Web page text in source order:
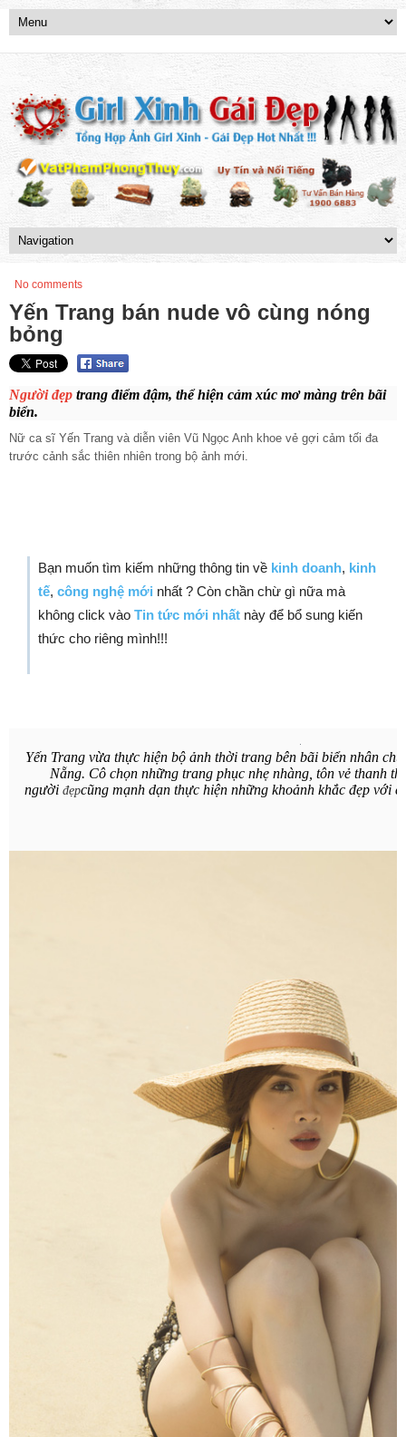
No comments
Yến Trang bán nude vô cùng nóng
bỏng
Người đẹp trang điểm đậm, thể hiện cảm xúc mơ màng trên bãi
biển.
Nữ ca sĩ Yến Trang và diễn viên Vũ Ngọc Anh khoe vẻ gợi cảm tối đa
trước cảnh sắc thiên nhiên trong bộ ảnh mới.
Bạn muốn tìm kiếm những thông tin về kinh doanh, kinh
tế, công nghệ mới nhất ? Còn chần chừ gì nữa mà
không click vào Tin tức mới nhất này để bổ sung kiến
thức cho riêng mình!!!
Yến Trangvừa thực hiện bộ ảnh thời trang bên bãi biển nhân
Nẵng. Cô chọn những trang phục nhẹ nhàng, tôn vẻ thanh
người đẹpcũng mạnh dạn thực hiện những khoảnh khắc đẹp với